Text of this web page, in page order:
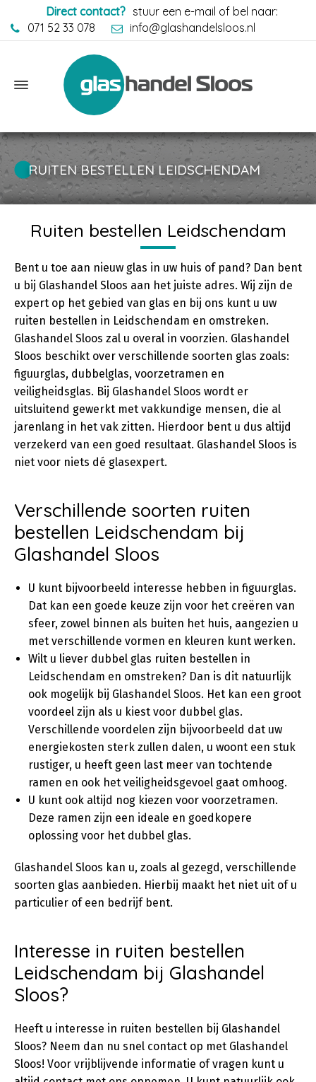
Direct contact? stuur een e-mail of bel naar:
071 52 33 078
info@glashandelsloos.nl
RUITEN BESTELLEN LEIDSCHENDAM
Ruiten bestellen Leidschendam
Bent u toe aan nieuw glas in uw huis of pand? Dan bent
u bij Glashandel Sloos aan het juiste adres. Wij zijn de
expert op het gebied van glas en bij ons kunt u uw
ruiten bestellen in Leidschendam en omstreken.
Glashandel Sloos zal u overal in voorzien. Glashandel
Sloos beschikt over verschillende soorten glas zoals:
figuurglas, dubbelglas, voorzetramen en
veiligheidsglas. Bij Glashandel Sloos wordt er
uitsluitend gewerkt met vakkundige mensen, die al
jarenlang in het vak zitten. Hierdoor bent u dus altijd
verzekerd van een goed resultaat. Glashandel Sloos is
niet voor niets dé glasexpert.
Verschillende soorten ruiten
bestellen Leidschendam bij
Glashandel Sloos
U kunt bijvoorbeeld interesse hebben in figuurglas.
Dat kan een goede keuze zijn voor het creëren van
sfeer, zowel binnen als buiten het huis, aangezien u
met verschillende vormen en kleuren kunt werken.
Wilt u liever dubbel glas ruiten bestellen in
Leidschendam en omstreken? Dan is dit natuurlijk
ook mogelijk bij Glashandel Sloos. Het kan een groot
voordeel zijn als u kiest voor dubbel glas.
Verschillende voordelen zijn bijvoorbeeld dat uw
energiekosten sterk zullen dalen, u woont een stuk
rustiger, u heeft geen last meer van tochtende
ramen en ook het veiligheidsgevoel gaat omhoog.
U kunt ook altijd nog kiezen voor voorzetramen.
Deze ramen zijn een ideale en goedkopere
oplossing voor het dubbel glas.
Glashandel Sloos kan u, zoals al gezegd, verschillende
soorten glas aanbieden. Hierbij maakt het niet uit of u
particulier of een bedrijf bent.
Interesse in ruiten bestellen
Leidschendam bij Glashandel
Sloos?
Heeft u interesse in ruiten bestellen bij Glashandel
Sloos? Neem dan nu snel contact op met Glashandel
Sloos! Voor vrijblijvende informatie of vragen kunt u